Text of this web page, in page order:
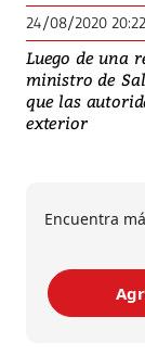
24/08/2020 20:22
Luego de una
ministro de
que las
exterior
Encuentra